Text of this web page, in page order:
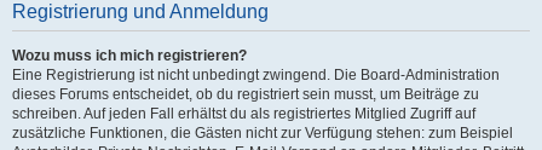
Registrierung und Anmeldung
Wozu muss ich mich registrieren?
Eine Registrierung ist nicht unbedingt zwingend. Die Board-Administration
dieses Forums entscheidet, ob du registriert sein musst, um Beiträge zu
schreiben. Auf jeden Fall erhältst du als registriertes Mitglied Zugriff auf
zusätzliche Funktionen, die Gästen nicht zur Verfügung stehen: zum Beispiel